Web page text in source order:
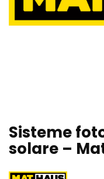
Sisteme
solare –